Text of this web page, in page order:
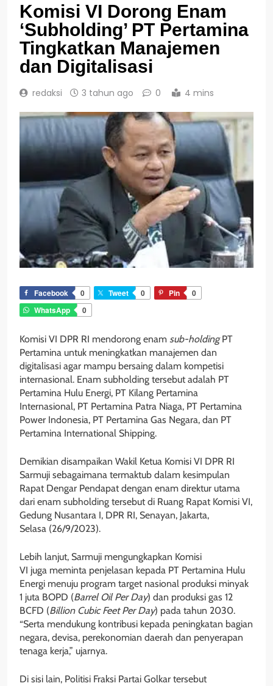
Komisi VI Dorong Enam
‘Subholding’ PT Pertamina
Tingkatkan Manajemen
dan Digitalisasi
redaksi 3 tahun ago 0 4 mins
Facebook 0 Tweet 0 Pin
0
WhatsApp
0
Komisi VI DPR RI mendorong enam sub-holdingPT
Pertamina untuk meningkatkan manajemen dan
digitalisasi agar mampu bersaing dalam kompetisi
internasional. Enam subholding tersebut adalah PT
Pertamina Hulu Energi, PT Kilang Pertamina
Internasional, PT Pertamina Patra Niaga, PT Pertamina
Power Indonesia, PT Pertamina Gas Negara, dan PT
Pertamina International Shipping.
Demikian disampaikan Wakil Ketua Komisi VI DPR RI
Sarmuji sebagaimana termaktub dalam kesimpulan
Rapat Dengar Pendapat dengan enam direktur utama
dari enam subholding tersebut di Ruang Rapat Komisi VI,
Gedung Nusantara I, DPR RI, Senayan, Jakarta,
Selasa (26/9/2023).
Lebih lanjut, Sarmuji mengungkapkan Komisi
VI juga meminta penjelasan kepada PT Pertamina Hulu
Energi menuju program target nasional produksi minyak
1 juta BOPD (Barrel Oil Per Day) dan produksi gas 12
BCFD (Billion Cubic Feet Per Day) pada tahun 2030.
“Serta mendukung kontribusi kepada peningkatan bagian
negara, devisa, perekonomian daerah dan penyerapan
tenaga kerja,” ujarnya.
Di sisi lain, Politisi Fraksi Partai Golkar tersebut